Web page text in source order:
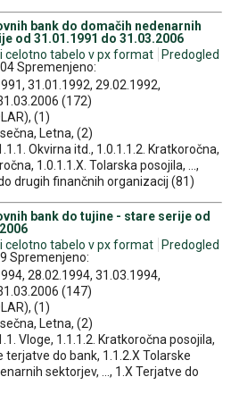
bank do domačih nedenarnih
od 31.01.1991 do 31.03.2006
celotno tabelo v px format
Predogled
Spremenjeno:
31.01.1992, 29.02.1992,
(172)
(1)
Letna, (2)
Okvirna itd., 1.0.1.1.2. Kratkoročna,
1.0.1.1.X. Tolarska posojila, ...,
drugih finančnih organizacij (81)
bank do tujine - stare serije od
celotno tabelo v px format
Predogled
Spremenjeno:
28.02.1994, 31.03.1994,
(147)
(1)
Letna, (2)
Vloge, 1.1.1.2. Kratkoročna posojila,
terjatve do bank, 1.1.2.X Tolarske
sektorjev, ..., 1.X Terjatve do